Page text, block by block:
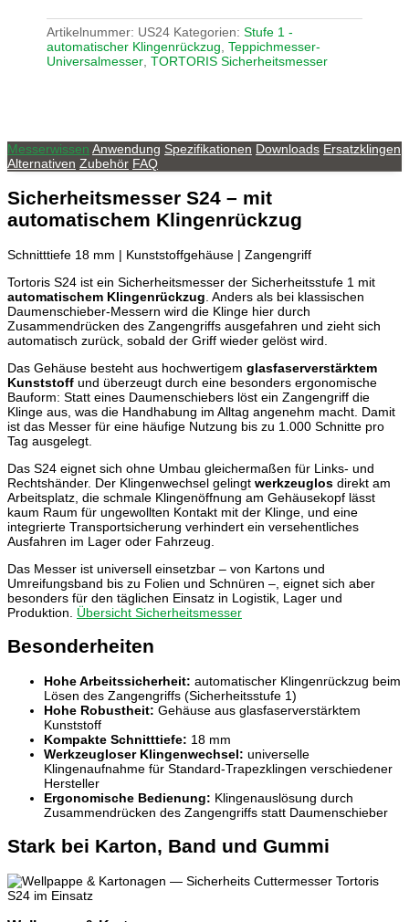
Artikelnummer: US24 Kategorien:Stufe 1 -
automatischer Klingenrückzug ,Teppichmesser-
Universalmesser ,TORTORIS Sicherheitsmesser
Messerwissen Anwendung Spezifikationen Downloads Ersatzklingen
Alternativen Zubehör FAQ
Sicherheitsmesser S24 – mit
automatischem Klingenrückzug
Schnitttiefe 18 mm | Kunststoffgehäuse | Zangengriff
Tortoris S24 ist ein Sicherheitsmesser der Sicherheitsstufe 1 mit
automatischem Klingenrückzug . Anders als bei klassischen
Daumenschieber-Messern wird die Klinge hier durch
Zusammendrücken des Zangengriffs ausgefahren und zieht sich
automatisch zurück, sobald der Griff wieder gelöst wird.
Das Gehäuse besteht aus hochwertigem glasfaserverstärktem
Kunststoff und überzeugt durch eine besonders ergonomische
Bauform: Statt eines Daumenschiebers löst ein Zangengriff die
Klinge aus, was die Handhabung im Alltag angenehm macht. Damit
ist das Messer für eine häufige Nutzung bis zu 1.000 Schnitte pro
Tag ausgelegt.
Das S24 eignet sich ohne Umbau gleichermaßen für Links- und
Rechtshänder. Der Klingenwechsel gelingt werkzeuglos direkt am
Arbeitsplatz, die schmale Klingenöffnung am Gehäusekopf lässt
kaum Raum für ungewollten Kontakt mit der Klinge, und eine
integrierte Transportsicherung verhindert ein versehentliches
Ausfahren im Lager oder Fahrzeug.
Das Messer ist universell einsetzbar – von Kartons und
Umreifungsband bis zu Folien und Schnüren –, eignet sich aber
besonders für den täglichen Einsatz in Logistik, Lager und
Produktion. Übersicht Sicherheitsmesser
Besonderheiten
Hohe Arbeitssicherheit: automatischer Klingenrückzug beim
Lösen des Zangengriffs (Sicherheitsstufe 1)
Hohe Robustheit: Gehäuse aus glasfaserverstärktem
Kunststoff
Kompakte Schnitttiefe: 18 mm
Werkzeugloser Klingenwechsel: universelle
Klingenaufnahme für Standard-Trapezklingen verschiedener
Hersteller
Ergonomische Bedienung: Klingenauslösung durch
Zusammendrücken des Zangengriffs statt Daumenschieber
Stark bei Karton, Band und Gummi